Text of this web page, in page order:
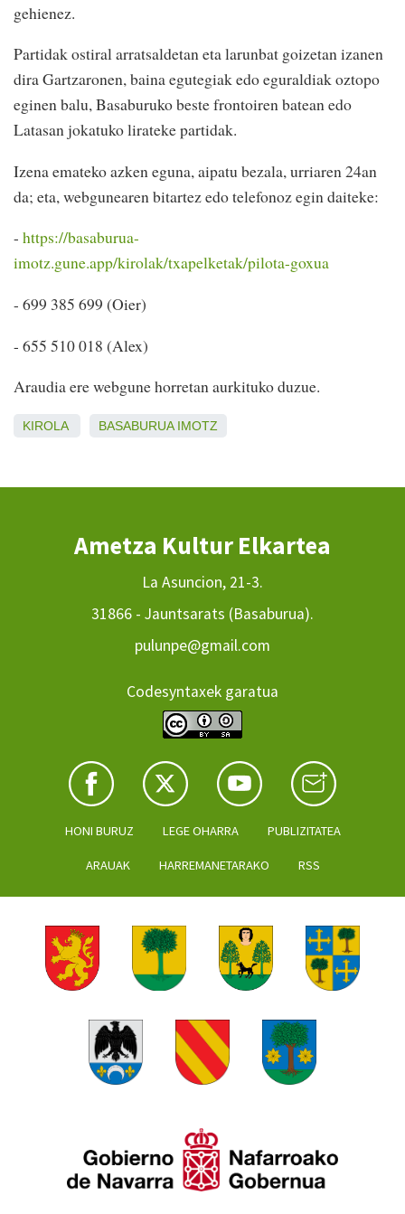
gehienez.
Partidak ostiral arratsaldetan eta larunbat goizetan izanen
dira Gartzaronen, baina egutegiak edo eguraldiak oztopo
eginen balu, Basaburuko beste frontoiren batean edo
Latasan jokatuko lirateke partidak.
Izena emateko azken eguna, aipatu bezala, urriaren 24an
da; eta, webgunearen bitartez edo telefonoz egin daiteke:
- https://basaburua-
imotz.gune.app/kirolak/txapelketak/pilota-goxua
- 699 385 699 (Oier)
- 655 510 018 (Alex)
Araudia ere webgune horretan aurkituko duzue.
KIROLA BASABURUA IMOTZ
Ametza Kultur Elkartea
La Asuncion, 21-3.
31866 - Jauntsarats (Basaburua).
pulunpe@gmail.com
Codesyntaxek garatua
HONI BURUZ LEGE OHARRA PUBLIZITATEA
ARAUAK HARREMANETARAKO RSS